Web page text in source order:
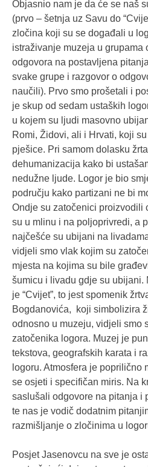
Objasnio nam je da će se naš
(prvo – šetnja uz Savu do
zločina koji su se događali u
istraživanje muzeja u grupama
odgovora na postavljena
svake grupe i razgovor o
naučili). Prvo smo prošetali i
je skup od sedam ustaških
u kojem su ljudi masovno
Romi, Židovi, ali i Hrvati, koji
pješice. Pri samom dolasku
dehumanizacija kako bi
nedužne ljude. Logor je bio
području kako partizani ne bi
Ondje su zatočenici proizvodili
su u mlinu i na poljoprivredi, a
najčešće su ubijani na
vidjeli smo vlak kojim su
mjesta na kojima su bile
šumicu i livadu gdje su ubijani.
je “Cvijet”, to jest spomenik
Bogdanovića, koji simbolizira
odnosno u muzeju, vidjeli smo
zatočenika logora. Muzej je
tekstova, geografskih karata i
logoru. Atmosfera je poprilično
se osjeti i specifičan miris. Na
saslušali odgovore na pitanja i
te nas je vodič dodatnim
razmišljanje o zločinima u
Posjet Jasenovcu na sve je